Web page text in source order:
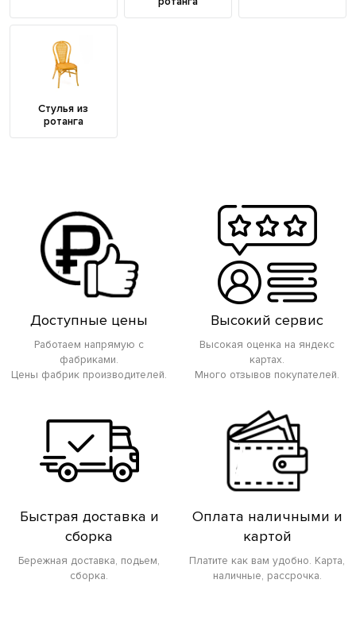
Стулья из
ротанга
Доступные цены
Работаем напрямую с
фабриками.
Цены фабрик производителей.
Высокий сервис
Высокая оценка на яндекс
картах.
Много отзывов покупателей.
Быстрая доставка и
сборка
Бережная доставка, подьем,
сборка.
Оплата наличными и
картой
Платите как вам удобно. Карта,
наличные, рассрочка.